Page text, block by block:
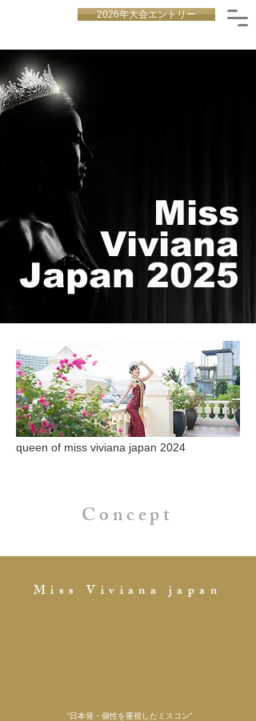
2026年大会エントリー
Miss
Viviana
Japan 2025
queen of miss viviana japan 2024
Concept
Miss Viviana japan
“日本発・個性を重視したミスコン”